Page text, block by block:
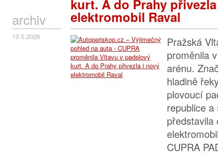
kurt. A do Prahy
elektromobil Raval
archiv
13.5.2026
Pražská
proměnila
arénu.
hladině
plovoucí
republice
představila
CUPRA